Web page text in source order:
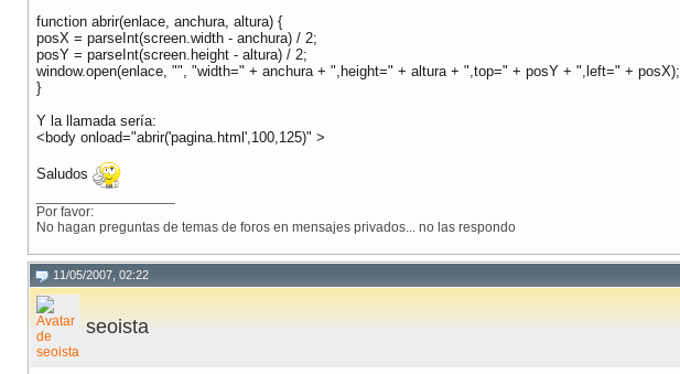
function abrir(enlace, anchura, altura) {
posX = parseInt(screen.width - anchura) / 2;
posY = parseInt(screen.height - altura) / 2;
window.open(enlace, "", "width=" + anchura + ",height=" + altura + ",top=" + posY + ",left=" + posX);
}
Y la llamada sería:
<body onload="abrir('pagina.html',100,125)" >
Saludos
Por favor:
No hagan preguntas de temas de foros en mensajes privados... no las respondo
11/05/2007, 02:22
seoista